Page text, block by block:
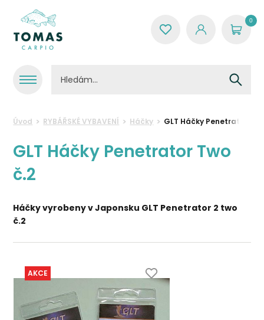
0
Úvod RYBÁŘSKÉ VYBAVENÍ Háčky GLT Háčky Penetrator
GLT Háčky Penetrator Two
č.2
Háčky vyrobeny v Japonsku GLT Penetrator 2 two
č.2
AKCE